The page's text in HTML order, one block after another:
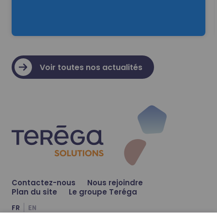
Read more
@teréga-solutions
🚀 L’hydrogène s'invite dans les coulisses de la
À Marmande, les installations sont prêtes. Nos
Voir toutes nos actualités
Contactez-nous
Nous rejoindre
Plan du site
Le groupe Teréga
FR EN